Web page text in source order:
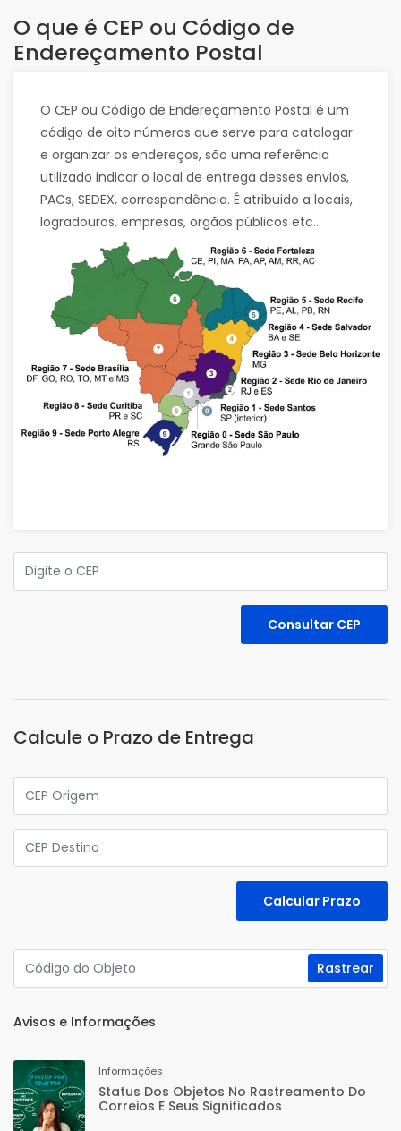
O que é CEP ou Código de
Endereçamento Postal
O CEP ou Código de Endereçamento Postal é um
código de oito números que serve para catalogar
e organizar os endereços, são uma referência
utilizado indicar o local de entrega desses envios,
PACs, SEDEX, correspondência. É atribuido a locais,
logradouros, empresas, orgãos públicos etc...
Calcule o Prazo de Entrega
Avisos e Informações
Informações
Status Dos Objetos No Rastreamento Do
Correios E Seus Significados